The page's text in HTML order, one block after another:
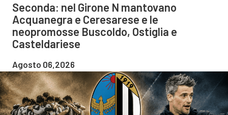
Seconda: nel Girone N mantovano
Acquanegra e Ceresarese e le
neopromosse Buscoldo, Ostiglia e
Casteldariese
Agosto 06,2026